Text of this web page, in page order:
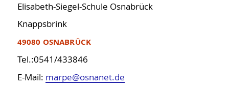
Elisabeth-Siegel-Schule Osnabrück
Knappsbrink
49080 OSNABRÜCK
Tel.:0541/433846
E-Mail: marpe@osnanet.de